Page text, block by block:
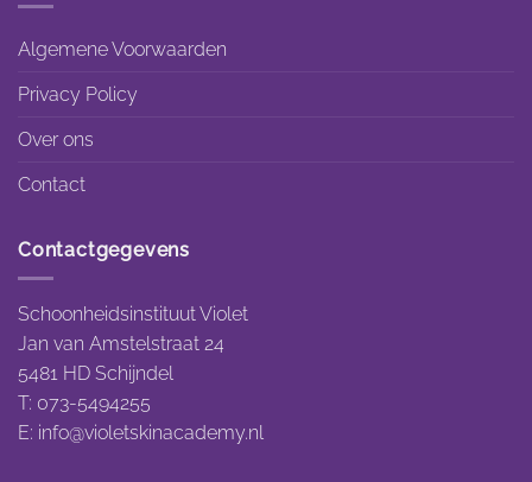
Algemene Voorwaarden
Privacy Policy
Over ons
Contact
Contactgegevens
Schoonheidsinstituut Violet
Jan van Amstelstraat 24
5481 HD Schijndel
T: 073-5494255
E: info@violetskinacademy.nl